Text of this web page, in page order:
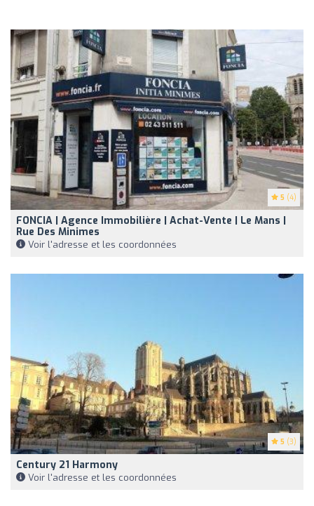
5 (4)
FONCIA | Agence Immobilière | Achat-Vente | Le Mans |
Rue Des Minimes
Voir l'adresse et les coordonnées
5 (3)
Century 21 Harmony
Voir l'adresse et les coordonnées